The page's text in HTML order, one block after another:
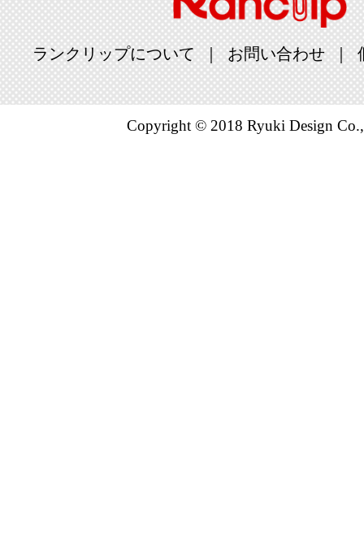
ランクリップについて お問い合わせ
Copyright © 2018 Ryuki Design